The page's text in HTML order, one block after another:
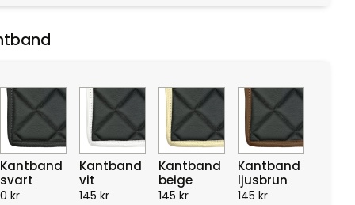
Kantband
svart
0 kr
Kantband
vit
145 kr
Kantband
beige
145 kr
Kantband
ljusbrun
145 kr